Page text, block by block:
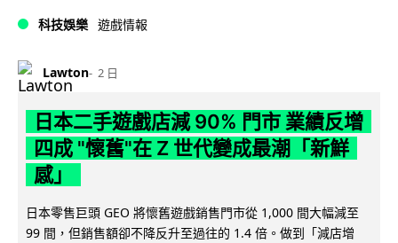
科技娛樂 遊戲情報
Lawton 2 日
日本二手遊戲店減 90% 門市 業績反增
四成 "懷舊"在 Z 世代變成最潮「新鮮
感」
日本零售巨頭 GEO 將懷舊遊戲銷售門市從 1,000 間大幅減至
99 間，但銷售額卻不降反升至過往的 1.4 倍。做到「減店增